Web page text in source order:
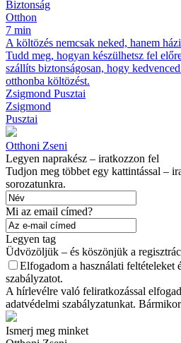
Biztonság
Otthon
7 min
A költözés nemcsak neked, hanem
Tudd meg, hogyan készülhetsz fel
szállíts biztonságosan, hogy
otthonba költözést.
Zsigmond Pusztai
Zsigmond
Pusztai
Otthoni Zseni
Legyen naprakész – iratkozzon fel
Tudjon meg többet egy kattintással –
sorozatunkra.
Mi az email címed?
Legyen tag
Üdvözöljük – és köszönjük a
Elfogadom a használati feltételeket
szabályzatot.
A hírlevélre való feliratkozással
adatvédelmi szabályzatunkat.
Ismerj meg minket